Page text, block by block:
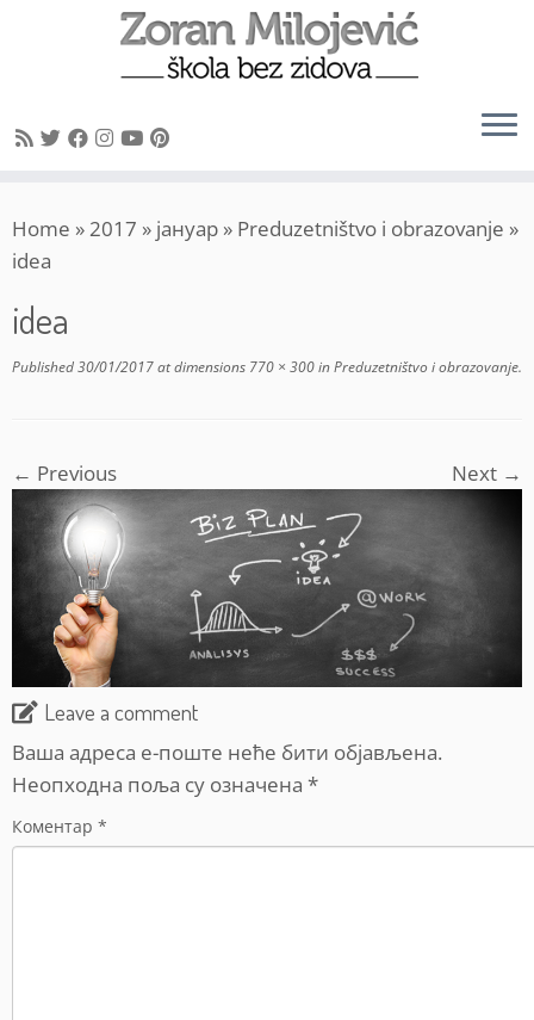
to
content
Home »2017 » јануар » Preduzetništvo i obrazovanje »
idea
idea
Published30/01/2017at dimensions 770 × 300inPreduzetništvo i obrazovanje.
← Previous Next →
Leave a comment
Ваша адреса е-поште неће бити објављена.
Неопходна поља су означена *
Коментар *